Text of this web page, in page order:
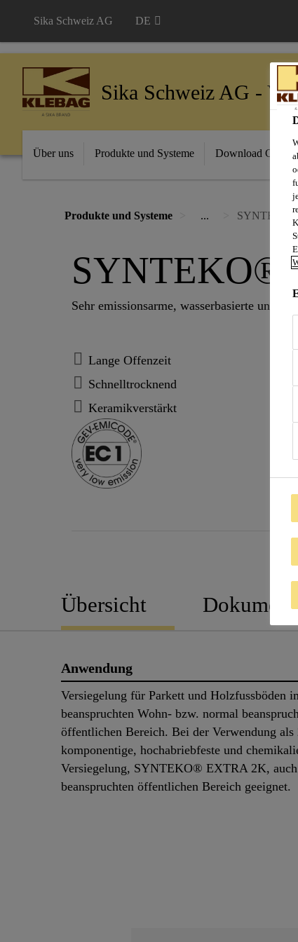
Sika Schweiz AG DE
Sika Schweiz AG - VE
Über uns Produkte und Systeme Download Center
Produkte und Systeme ...
SYNTEKO®
Sehr emissionsarme, wasserbasierte und
Lange Offenzeit
Schnelltrocknend
Keramikverstärkt
Übersicht
Anwendung
Versiegelung für Parkett und Holzfussböden
beanspruchten Wohn- bzw. normal
öffentlichen Bereich. Bei der Verwendung als
komponentige, hochabriebfeste und
Versiegelung, SYNTEKO® EXTRA 2K,
beanspruchten öffentlichen Bereich geeignet.